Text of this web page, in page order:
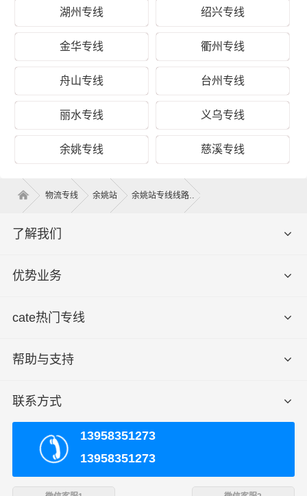
备注
以上是余姚一站物流对关于余姚到大
连金州区运输的一个估算报价，仅供
参考，具体运输时效可能受到天气等
其他外部因素影响
公司可调配车辆千余辆，运输车辆均安装GPS卫星定位系
挂厢式车、飞翼车（分单双）、仓栅式高栏车、集装箱，
米、7.2米、7.6米、7.8米、8.2米、8.5米、9.6米、12.5
各种类型货物运输要求交通优势和产业优势，在余姚建立
了庞大的信息采集市场开发物流配送等货运专线以整车、
零担等货物运输业务机构！可以根据客户需要做到门对门
的服务，建立服务客户的全国性网络，并且不断资金加强
基础建设，积极研发和引进具有高科技含量的信息技术与
湖州专线 绍兴专线
金华专线 衢州专线
舟山专线 台州专线
丽水专线 义乌专线
余姚专线 慈溪专线
物流专线 余姚站 余姚站专线线路
了解我们
优势业务
cate热门专线
帮助与支持
联系方式
13958351273
13958351273